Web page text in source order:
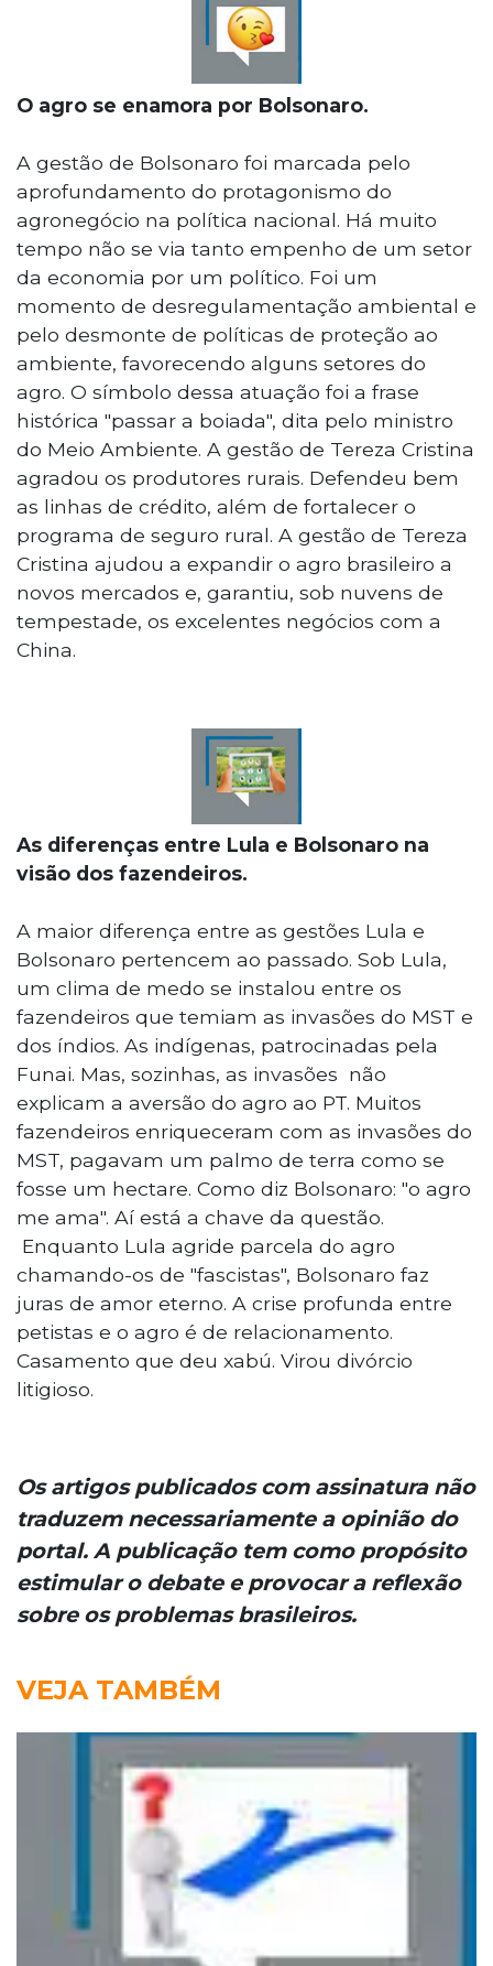
O agro se enamora por Bolsonaro.
A gestão de Bolsonaro foi marcada pelo
aprofundamento do protagonismo do
agronegócio na política nacional. Há muito
tempo não se via tanto empenho de um setor
da economia por um político. Foi um
momento de desregulamentação ambiental e
pelo desmonte de políticas de proteção ao
ambiente, favorecendo alguns setores do
agro. O símbolo dessa atuação foi a frase
histórica "passar a boiada", dita pelo ministro
do Meio Ambiente. A gestão de Tereza Cristina
agradou os produtores rurais. Defendeu bem
as linhas de crédito, além de fortalecer o
programa de seguro rural. A gestão de Tereza
Cristina ajudou a expandir o agro brasileiro a
novos mercados e, garantiu, sob nuvens de
tempestade, os excelentes negócios com a
China.
As diferenças entre Lula e Bolsonaro na
visão dos fazendeiros.
A maior diferença entre as gestões Lula e
Bolsonaro pertencem ao passado. Sob Lula,
um clima de medo se instalou entre os
fazendeiros que temiam as invasões do MST e
dos índios. As indígenas, patrocinadas pela
Funai. Mas, sozinhas, as invasões não
explicam a aversão do agro ao PT. Muitos
fazendeiros enriqueceram com as invasões do
MST, pagavam um palmo de terra como se
fosse um hectare. Como diz Bolsonaro: "o agro
me ama". Aí está a chave da questão.
Enquanto Lula agride parcela do agro
chamando-os de "fascistas", Bolsonaro faz
juras de amor eterno. A crise profunda entre
petistas e o agro é de relacionamento.
Casamento que deu xabú. Virou divórcio
litigioso.
Os artigos publicados com assinatura não
traduzem necessariamente a opinião do
portal. A publicação tem como propósito
estimular o debate e provocar a reflexão
sobre os problemas brasileiros.
VEJA TAMBÉM